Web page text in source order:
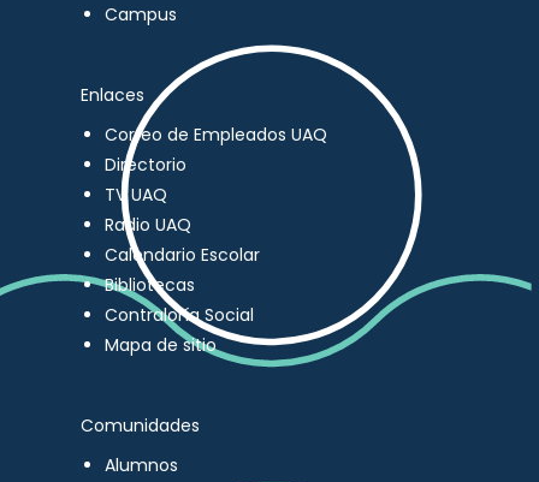
Campus
Enlaces
Correo de Empleados UAQ
Directorio
TV UAQ
Radio UAQ
Calendario Escolar
Bibliotecas
Contraloría Social
Mapa de sitio
Comunidades
Alumnos